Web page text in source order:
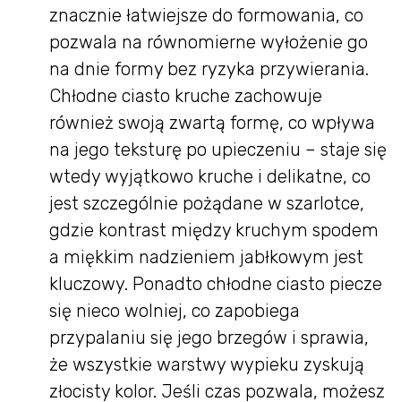
znacznie łatwiejsze do formowania, co
pozwala na równomierne wyłożenie go
na dnie formy bez ryzyka przywierania.
Chłodne ciasto kruche zachowuje
również swoją zwartą formę, co wpływa
na jego teksturę po upieczeniu – staje się
wtedy wyjątkowo kruche i delikatne, co
jest szczególnie pożądane w szarlotce,
gdzie kontrast między kruchym spodem
a miękkim nadzieniem jabłkowym jest
kluczowy. Ponadto chłodne ciasto piecze
się nieco wolniej, co zapobiega
przypalaniu się jego brzegów i sprawia,
że wszystkie warstwy wypieku zyskują
złocisty kolor. Jeśli czas pozwala, możesz